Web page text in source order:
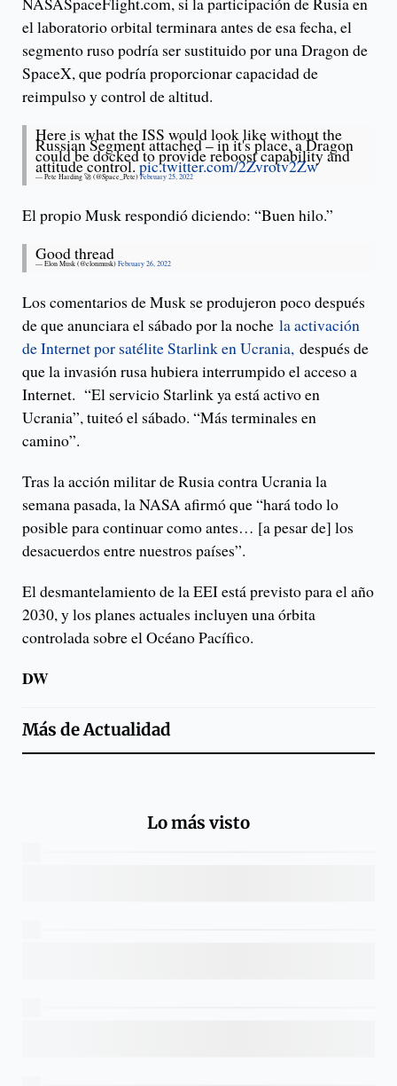
el laboratorio orbital terminara antes de esa fecha, el
segmento ruso podría ser sustituido por una Dragon de
SpaceX, que podría proporcionar capacidad de
reimpulso y control de altitud.
Here is what the ISS would look like without the
Russian Segment attached – in it's place, a Dragon
could be docked to provide reboost capability and
attitude control.pic.twitter.com/2Zvrotv2Zw
— Pete Harding 🚀 (@Space_Pete)February 25, 2022
El propio Musk respondió diciendo: “Buen hilo.”
Good thread
— Elon Musk (@elonmusk) February 26, 2022
Los comentarios de Musk se produjeron poco después
de que anunciara el sábado por la noche la activación
de Internet por satélite Starlink en Ucrania, después de
que la invasión rusa hubiera interrumpido el acceso a
Internet. “El servicio Starlink ya está activo en
Ucrania”, tuiteó el sábado. “Más terminales en
camino”.
Tras la acción militar de Rusia contra Ucrania la
semana pasada, la NASA afirmó que “hará todo lo
posible para continuar como antes… [a pesar de] los
desacuerdos entre nuestros países”.
El desmantelamiento de la EEI está previsto para el año
2030, y los planes actuales incluyen una órbita
controlada sobre el Océano Pacífico.
DW
Más deActualidad
Lo más visto